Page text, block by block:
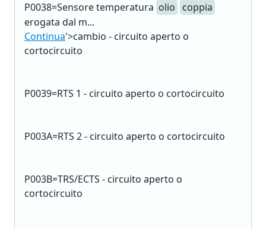
P0038=Sensore temperatura olio
coppia
erogata dal m...
Continua'>cambio - circuito aperto o
cortocircuito
P0039=RTS 1 - circuito aperto o cortocircuito
P003A=RTS 2 - circuito aperto o cortocircuito
P003B=TRS/ECTS - circuito aperto o
cortocircuito